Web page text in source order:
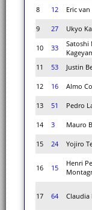
8
12 Eric
9
27 Ukyo
10
33
Satoshi
11
53 Justin
12
16 Almo
13
51 Pedro
14
3 Mauro
15
24 Yojiro
16 15
Henri
17 64 Claudia